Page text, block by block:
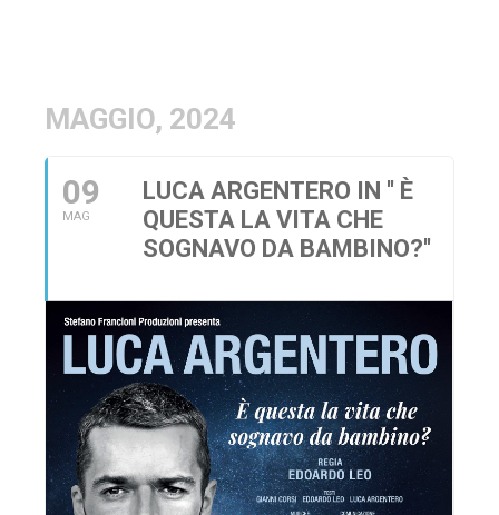
MAGGIO, 2024
09
MAG
LUCA ARGENTERO IN '' È
QUESTA LA VITA CHE
SOGNAVO DA BAMBINO?''